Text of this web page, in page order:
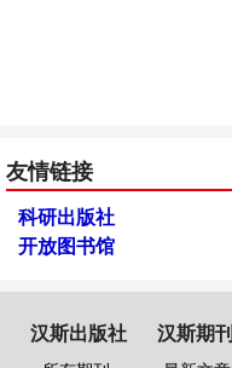
友情链接
科研出版社
开放图书馆
汉斯出版社 汉斯期刊